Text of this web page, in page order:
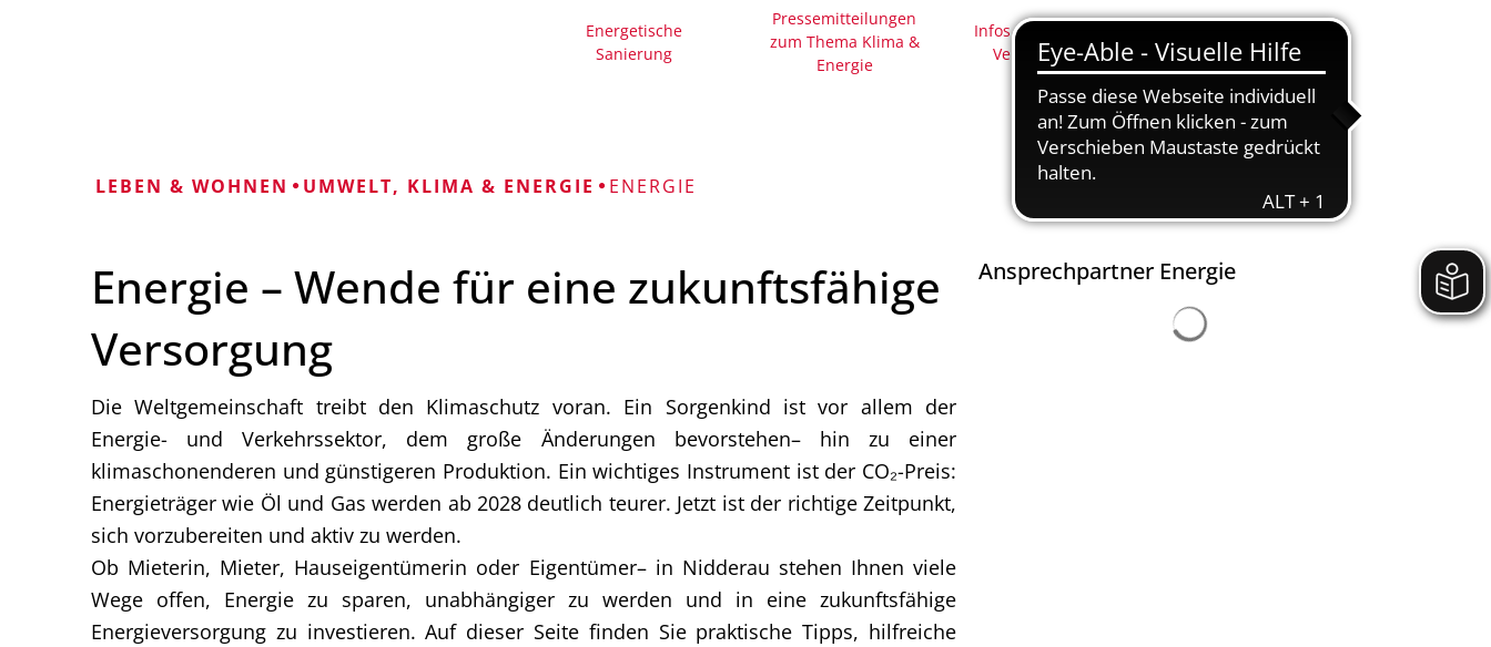
Nachhaltigkeit
Bürgerhäuser
Informationen für (Neu-)Bürger
Nidderbad
Stadtplan
Energetische
Sanierung
Pressemitteilungen
zum Thema Klima &
Energie
Infos zu vergangenen
Veranstaltungen
Anmeldung
LEBEN & WOHNEN UMWELT, KLIMA & ENERGIE ENERGIE
Energie – Wende für eine zukunftsfähige
Versorgung
Die Weltgemeinschaft treibt den Klimaschutz voran. Ein Sorgenkind ist vor allem der
Energie- und Verkehrssektor, dem große Änderungen bevorstehen– hin zu einer
klimaschonenderen und günstigeren Produktion. Ein wichtiges Instrument ist der CO₂-Preis:
Energieträger wie Öl und Gas werden ab 2028 deutlich teurer. Jetzt ist der richtige Zeitpunkt,
sich vorzubereiten und aktiv zu werden.
Ob Mieterin, Mieter, Hauseigentümerin oder Eigentümer– in Nidderau stehen Ihnen viele
Wege offen, Energie zu sparen, unabhängiger zu werden und in eine zukunftsfähige
Energieversorgung zu investieren. Auf dieser Seite finden Sie praktische Tipps, hilfreiche
Ansprechpartner Energie
Suchergebnisse werden